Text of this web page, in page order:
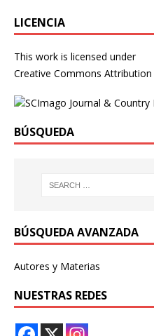
LICENCIA
This work is licensed under
Creative Commons
BÚSQUEDA
BÚSQUEDA AVANZADA
Autores y Materias
NUESTRAS REDES